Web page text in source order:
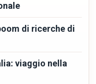
di ricerche di
viaggio nella